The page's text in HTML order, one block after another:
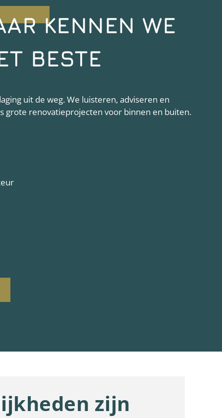
KENNEN WE
BESTE
uit de weg. We luisteren, adviseren en
grote renovatieprojecten voor binnen en buiten.
zijn